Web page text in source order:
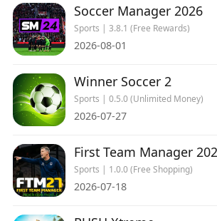
Soccer Manager 2026
Sports | 3.8.1 (Free Rewards)
2026-08-01
Winner Soccer 2
Sports | 0.5.0 (Unlimited Money)
2026-07-27
First Team Manager
Sports | 1.0.0 (Free Shopping)
2026-07-18